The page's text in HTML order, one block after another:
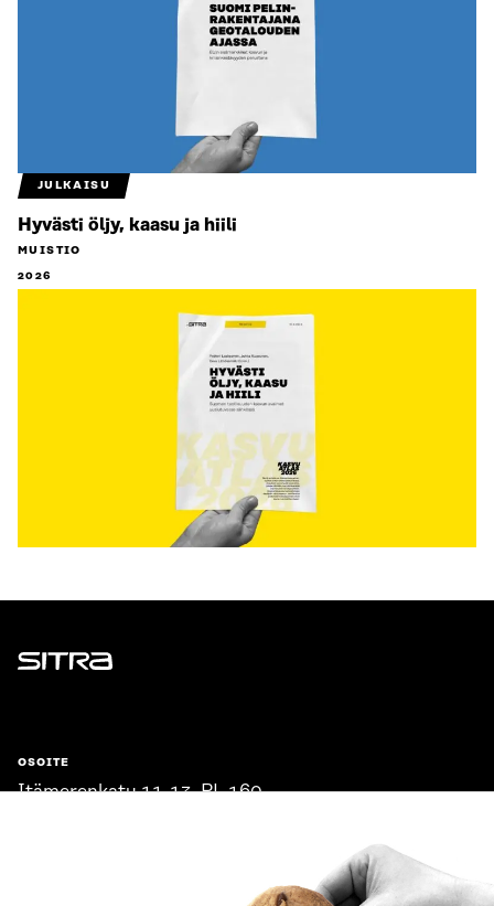
JULKAISU
Hyvästi öljy, kaasu ja hiili
MUISTIO
2026
Sitra
OSOITE
Itämerenkatu 11-13, PL 160,